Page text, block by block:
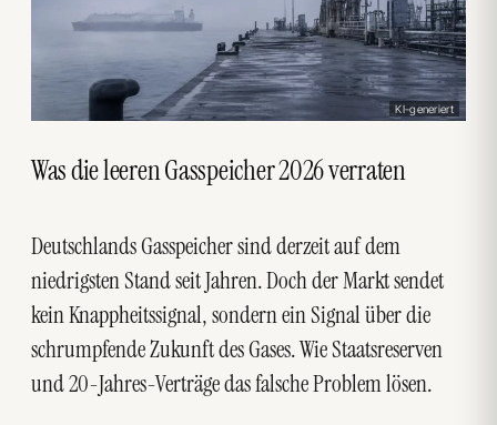
KI-generiert
Was die leeren Gasspeicher 2026 verraten
Deutschlands Gasspeicher sind derzeit auf dem
niedrigsten Stand seit Jahren. Doch der Markt sendet
kein Knappheitssignal, sondern ein Signal über die
schrumpfende Zukunft des Gases. Wie Staatsreserven
und 20-Jahres-Verträge das falsche Problem lösen.